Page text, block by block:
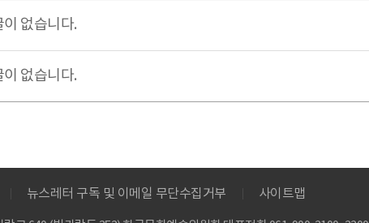
이 없습니다.
이 없습니다.
뉴스레터 구독 및 이메일 무단수집거부 사이트맵